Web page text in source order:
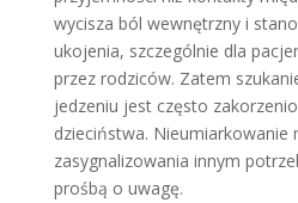
wycisza ból wewnętrzny i
ukojenia, szczególnie dla
przez rodziców. Zatem
jedzeniu jest często
dzieciństwa. Nieumiarkowanie
zasygnalizowania innym
prośbą o uwagę.